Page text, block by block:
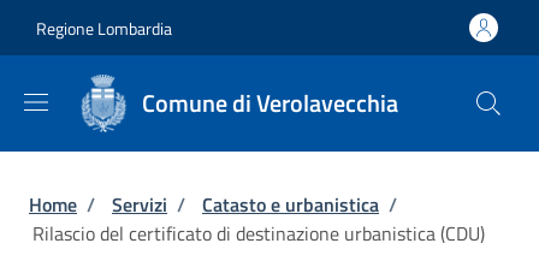
Regione Lombardia
Comune di Verolavecchia
Briciole di pane
Home / Servizi / Catasto e urbanistica /
Rilascio del certificato di destinazione urbanistica (CDU)